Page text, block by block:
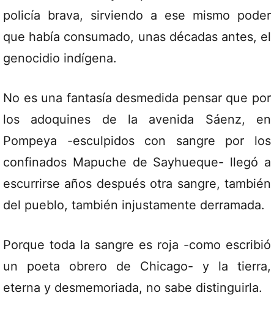
policía brava, sirviendo a ese mismo poder
que había consumado, unas décadas antes, el
genocidio indígena.
No es una fantasía desmedida pensar que por
los adoquines de la avenida Sáenz, en
Pompeya -esculpidos con sangre por los
confinados Mapuche de Sayhueque- llegó a
escurrirse años después otra sangre, también
del pueblo, también injustamente derramada.
Porque toda la sangre es roja -como escribió
un poeta obrero de Chicago- y la tierra,
eterna y desmemoriada, no sabe distinguirla.